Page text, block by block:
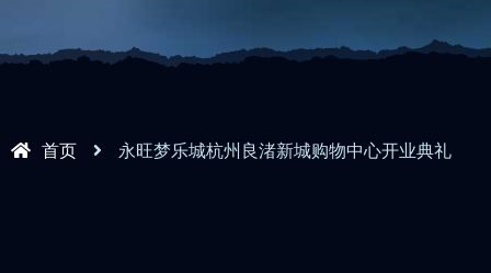
首页 永旺梦乐城杭州良渚新城购物中心开业典礼